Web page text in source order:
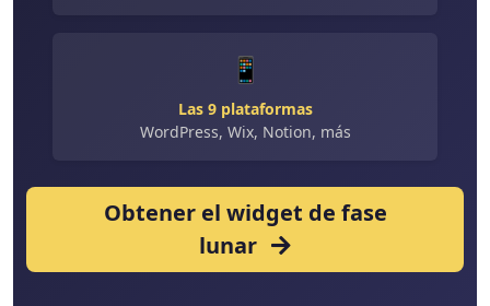
📱
Las 9 plataformas
WordPress, Wix, Notion, más
Obtener el widget de fase
lunar